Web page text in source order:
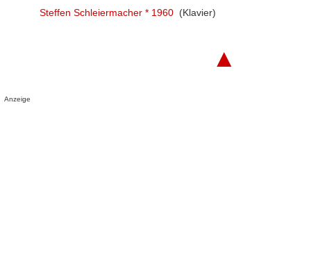
Steffen Schleiermacher * 1960 (Klavier)
▲
Anzeige